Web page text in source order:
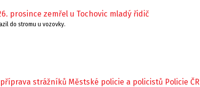
prosince zemřel u Tochovic mladý řidič
do stromu u vozovky.
strážníků Městské policie a policistů Policie ČR